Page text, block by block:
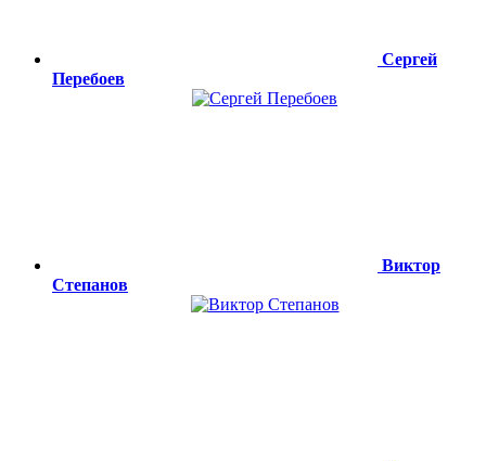
Сергей
Перебоев
Виктор
Степанов